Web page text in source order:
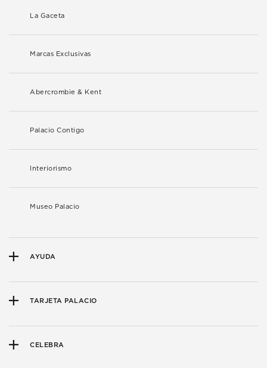
La Gaceta
Marcas Exclusivas
Abercrombie & Kent
Palacio Contigo
Interiorismo
Museo Palacio
AYUDA
TARJETA PALACIO
CELEBRA